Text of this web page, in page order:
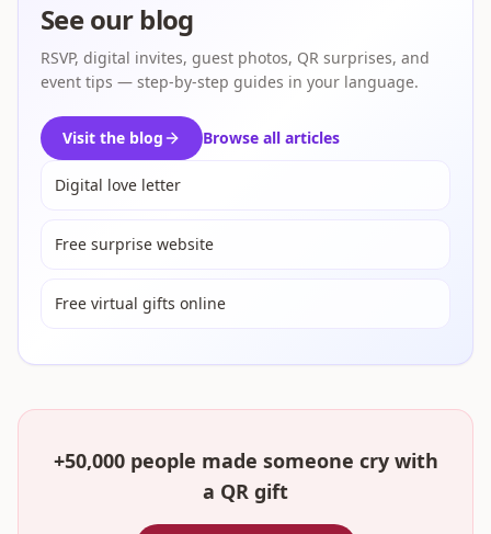
See our blog
RSVP, digital invites, guest photos, QR surprises, and
event tips — step-by-step guides in your language.
Visit the blog Browse all articles
Digital love letter
Free surprise website
Free virtual gifts online
+50,000 people made someone cry with
a QR gift